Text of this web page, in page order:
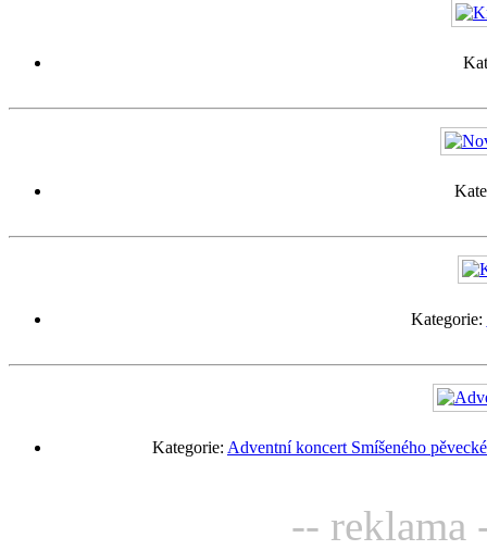
Kategorie:
Kategorie: Adventní koncert Smíšeného
-- reklama